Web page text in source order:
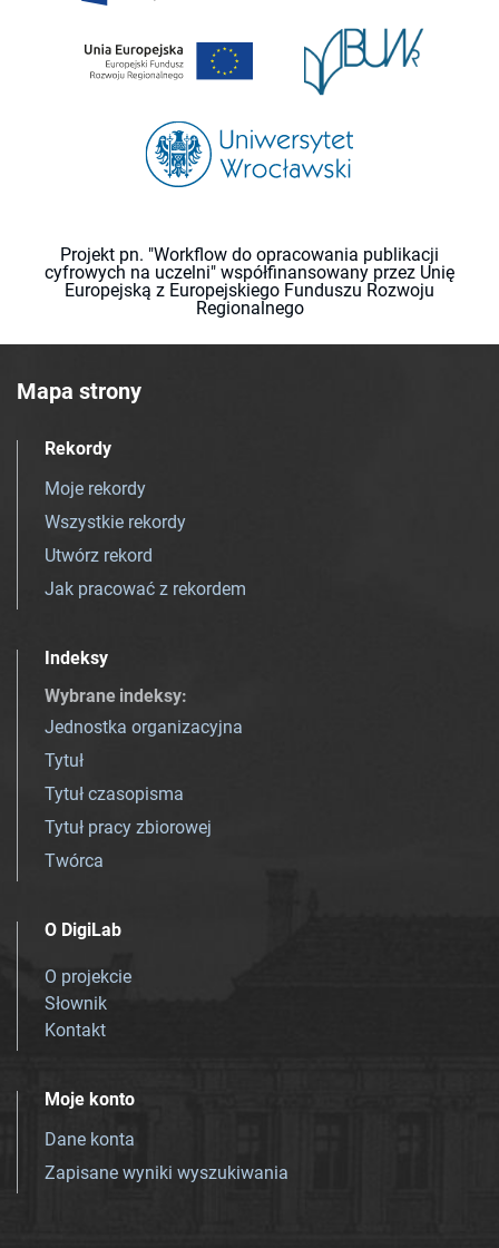
Projekt pn. "Workflow do opracowania publikacji
cyfrowych na uczelni" współfinansowany przez Unię
Europejską z Europejskiego Funduszu Rozwoju
Regionalnego
Mapa strony
Rekordy
Moje rekordy
Wszystkie rekordy
Utwórz rekord
Jak pracować z rekordem
Indeksy
Wybrane indeksy:
Jednostka organizacyjna
Tytuł
Tytuł czasopisma
Tytuł pracy zbiorowej
Twórca
O DigiLab
O projekcie
Słownik
Kontakt
Moje konto
Dane konta
Zapisane wyniki wyszukiwania